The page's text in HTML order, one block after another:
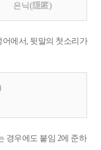
은닉(隱匿)
에서, 뒷말의 첫소리가
경우에도 붙임 2에 준하